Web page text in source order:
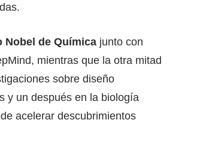
Nobel de Química junto con
mientras que la otra mitad
sobre diseño
y un después en la biología
acelerar descubrimientos